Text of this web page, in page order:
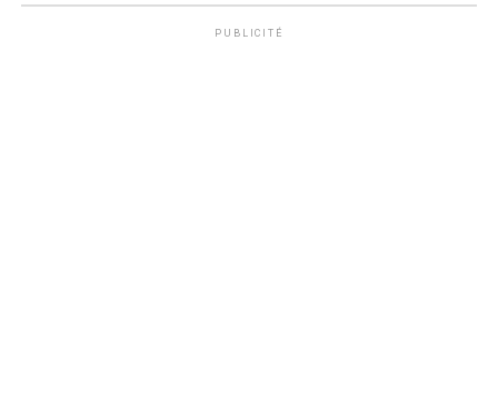
PUBLICITÉ